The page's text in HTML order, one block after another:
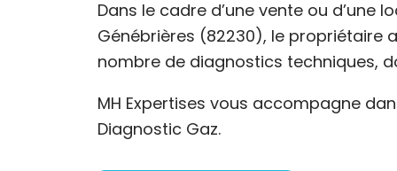
Dans le cadre d’une vente ou d’une
Génébrières (82230), le propriétaire
nombre de diagnostics techniques,
MH Expertises vous accompagne
Diagnostic Gaz.